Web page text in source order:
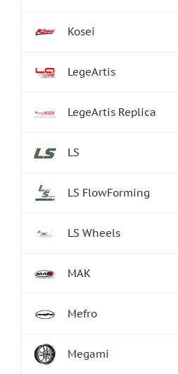
Kosei
LegeArtis
LegeArtis Replica
LS
LS FlowForming
LS Wheels
MAK
Mefro
Megami